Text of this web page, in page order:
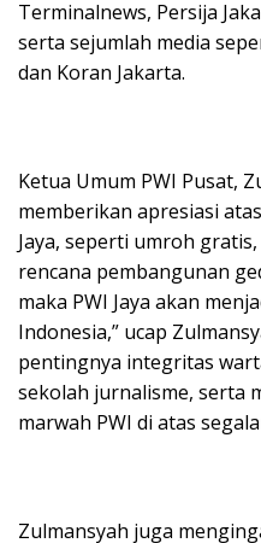
Terminalnews, Persija
serta sejumlah media
dan Koran Jakarta.
Ketua Umum PWI Pusat,
memberikan apresiasi
Jaya, seperti umroh
rencana pembangunan
maka PWI Jaya akan
Indonesia,” ucap
pentingnya integritas
sekolah jurnalisme, serta
marwah PWI di atas
Zulmansyah juga